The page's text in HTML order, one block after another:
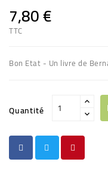
7,80 €
TTC
Bon Etat - Un livre de
Quantité